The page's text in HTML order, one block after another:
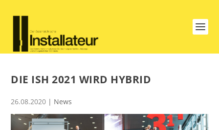
DIE ISH 2021 WIRD HYBRID
26.08.2020 | News